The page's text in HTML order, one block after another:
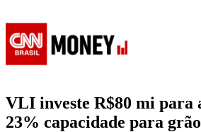
VLI investe R$80 mi para
23% capacidade para